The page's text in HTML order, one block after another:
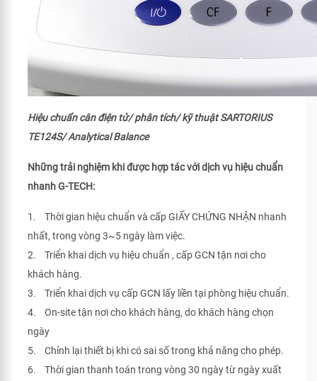
Hiệu chuẩn cân điện tử/ phân tích/ kỹ thuật SARTORIUS
TE124S/ Analytical Balance
Những trải nghiệm khi được hợp tác với dịch vụ hiệu chuẩn
nhanh G-TECH:
1. Thời gian hiệu chuẩn và cấp GIẤY CHỨNG NHẬN nhanh
nhất, trong vòng 3~5 ngày làm việc.
2. Triển khai dịch vụ hiệu chuẩn , cấp GCN tận nơi cho
khách hàng.
3. Triển khai dịch vụ cấp GCN lấy liền tại phòng hiệu chuẩn.
4. On-site tận nơi cho khách hàng, do khách hàng chọn
ngày
5. Chỉnh lại thiết bị khi có sai số trong khả năng cho phép.
6. Thời gian thanh toán trong vòng 30 ngày từ ngày xuất